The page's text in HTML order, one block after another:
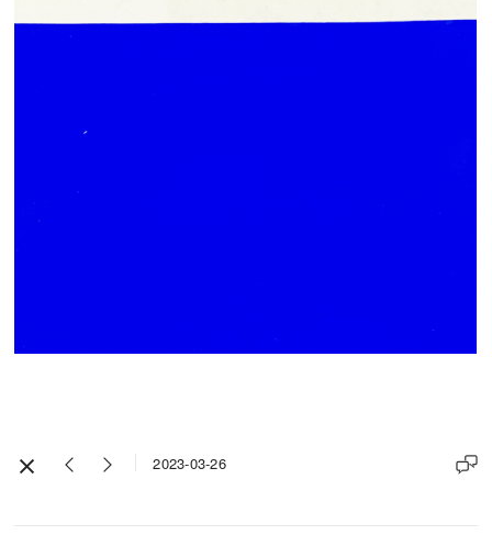
2023-03-26